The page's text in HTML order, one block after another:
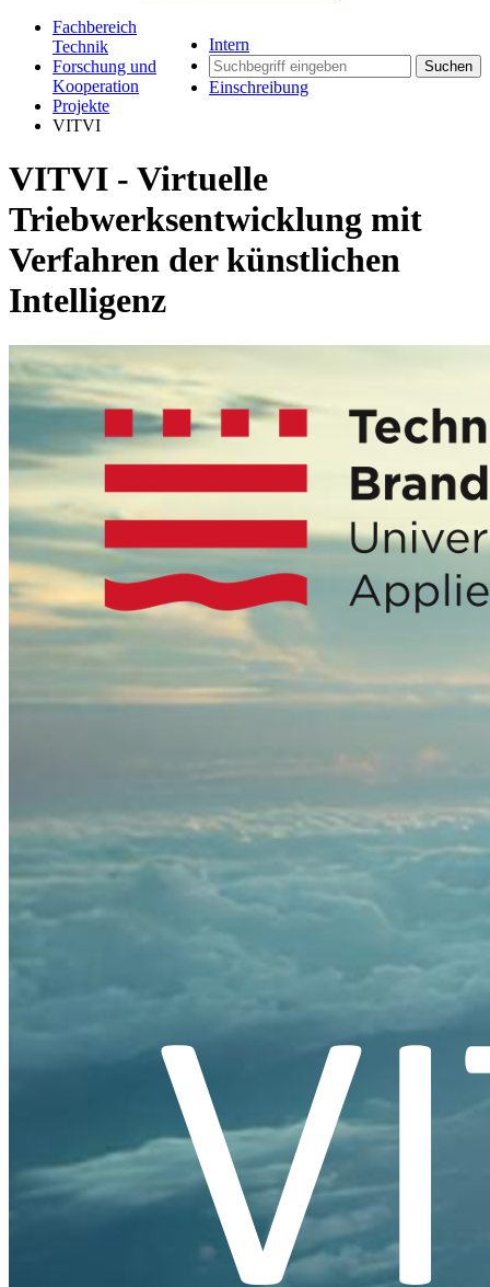
Intern
Suchen
Einschreibung
Fachbereich
Technik
Forschung und
Kooperation
Projekte
VITVI
VITVI - Virtuelle
Triebwerksentwicklung mit
Verfahren der künstlichen
Intelligenz